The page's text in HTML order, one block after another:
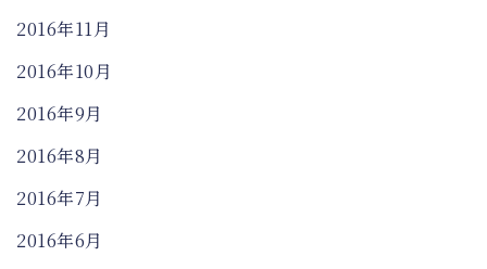
2016年11月
2016年10月
2016年9月
2016年8月
2016年7月
2016年6月